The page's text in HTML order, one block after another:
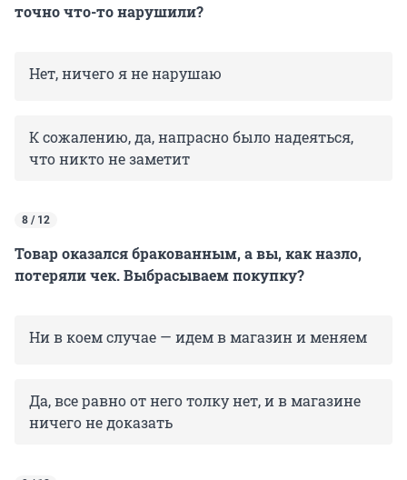
точно что-то нарушили?
Нет, ничего я не нарушаю
К сожалению, да, напрасно было надеяться,
что никто не заметит
8 / 12
Товар оказался бракованным, а вы, как назло,
потеряли чек. Выбрасываем покупку?
Ни в коем случае — идем в магазин и меняем
Да, все равно от него толку нет, и в магазине
ничего не доказать